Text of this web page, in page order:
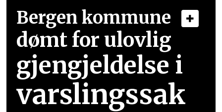
Bergen kommune
dømt for ulovlig
gjengjeldelse i
varslingssak